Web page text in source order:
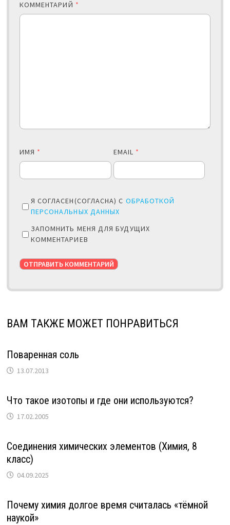
КОММЕНТАРИЙ *
ИМЯ * EMAIL *
Я СОГЛАСЕН(СОГЛАСНА) С ОБРАБОТКОЙ
ПЕРСОНАЛЬНЫХ ДАННЫХ
ЗАПОМНИТЬ МЕНЯ ДЛЯ БУДУЩИХ
КОММЕНТАРИЕВ
ВАМ ТАКЖЕ МОЖЕТ ПОНРАВИТЬСЯ
Поваренная соль
13.07.2013
Что такое изотопы и где они используются?
17.02.2005
Соединения химических элементов (Химия, 8
класс)
04.09.2025
Почему химия долгое время считалась «тёмной
наукой»